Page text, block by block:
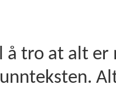
tro at alt er